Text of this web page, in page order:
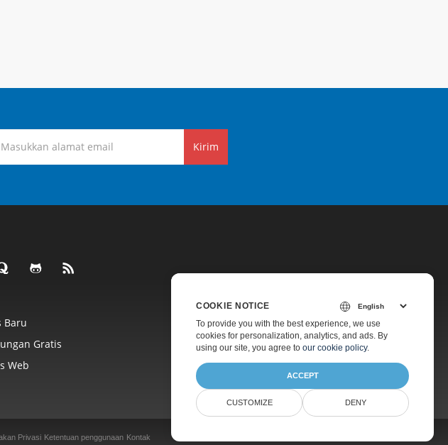
Kirim
Baru
Harga
Gratis
Dukungan Berbayar
Web Tentang
Privasi Ketentuan penggunaan Kontak
COOKIE NOTICE
To provide you with the best experience, we use
cookies for personalization, analytics, and ads. By
using our site, you agree to our cookie policy.
ACCEPT
CUSTOMIZE DENY